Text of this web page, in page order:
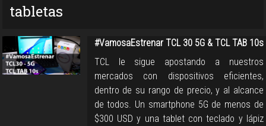
tabletas
#VamosaEstrenar TCL 30 5G & TCL TAB 10s
TCL le sigue apostando a nuestros
mercados con dispositivos eficientes,
dentro de su rango de precio, y al alcance
de todos. Un smartphone 5G de menos de
$300 USD y una tablet con teclado y lápiz